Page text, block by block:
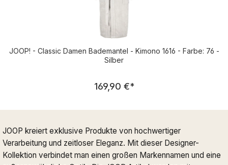
JOOP! - Classic Damen Bademantel - Kimono 1616 - Farbe: 76 -
Silber
Regulärer Preis:
169,90 €*
JOOP kreiert exklusive Produkte von hochwertiger
Verarbeitung und zeitloser Eleganz. Mit dieser Designer-
Kollektion verbindet man einen großen Markennamen und eine